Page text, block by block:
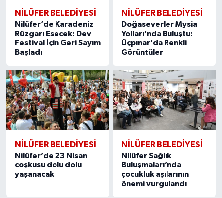
NİLÜFER BELEDİYESİ
Nilüfer’de Karadeniz
Rüzgarı Esecek: Dev
Festival İçin Geri Sayım
Başladı
NİLÜFER BELEDİYESİ
Doğaseverler Mysia
Yolları’nda Buluştu:
Üçpınar’da Renkli
Görüntüler
NİLÜFER BELEDİYESİ
Nilüfer’de 23 Nisan
coşkusu dolu dolu
yaşanacak
NİLÜFER BELEDİYESİ
Nilüfer Sağlık
Buluşmaları’nda
çocukluk aşılarının
önemi vurgulandı